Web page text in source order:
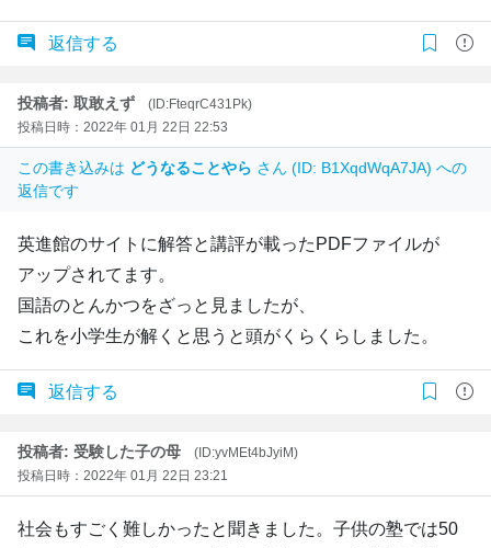
返信する
投稿者: 取敢えず
(ID:FteqrC431Pk)
投稿日時：2022年 01月 22日 22:53
この書き込みは どうなることやら さん (ID: B1XqdWqA7JA) への
返信です
英進館のサイトに解答と講評が載ったPDFファイルが
アップされてます。
国語のとんかつをざっと見ましたが、
これを小学生が解くと思うと頭がくらくらしました。
返信する
投稿者: 受験した子の母
(ID:yvMEt4bJyiM)
投稿日時：2022年 01月 22日 23:21
社会もすごく難しかったと聞きました。子供の塾では50